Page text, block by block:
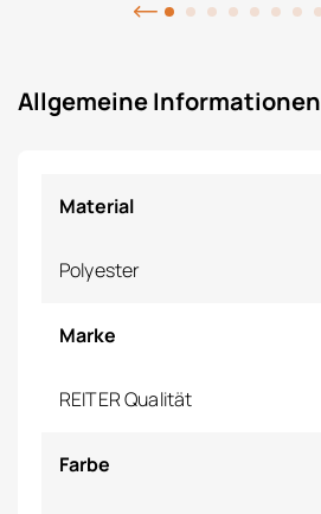
Allgemeine Informationen
Material
Polyester
Marke
REITER Qualität
Farbe